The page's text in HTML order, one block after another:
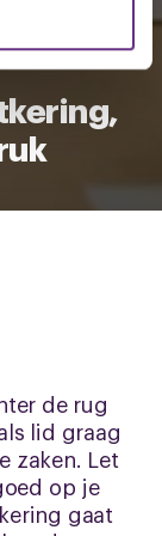
of
op de
de rug
lid graag
zaken. Let
op je
gaat